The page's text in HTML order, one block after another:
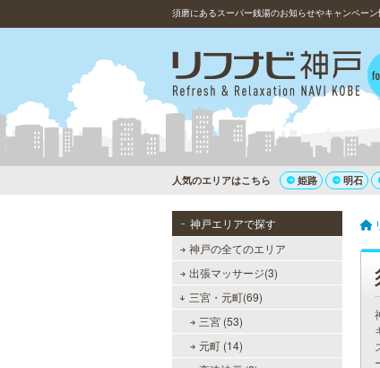
須磨にあるスーパー銭湯のお知らせやキャンペーン
人気のエリアはこちら 姫路 明石
神戸エリアで探す
神戸の全てのエリア
出張マッサージ(3)
三宮・元町(69)
三宮 (53)
元町 (14)